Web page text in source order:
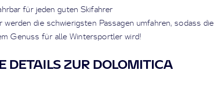
für jeden guten Skifahrer
werden die schwierigsten Passagen umfahren, sodass die
Genuss für alle Wintersportler wird!
DETAILS ZUR DOLOMITICA